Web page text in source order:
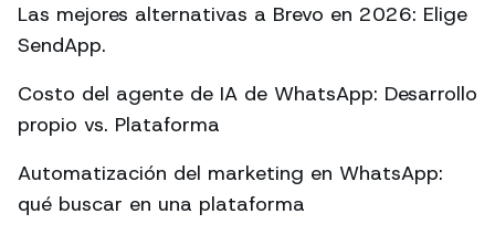
Las mejores alternativas a Brevo en 2026: Elige
SendApp.
Costo del agente de IA de WhatsApp: Desarrollo
propio vs. Plataforma
Automatización del marketing en WhatsApp:
qué buscar en una plataforma